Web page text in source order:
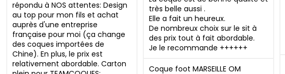
répondu à NOS attentes: Design
au top pour mon fils et achat
auprès d'une entreprise
française pour moi (ça change
des coques importées de
Chine). En plus, le prix est
relativement abordable. Carton
très belle aussi .
Elle a fait un heureux.
De nombreux choix sur le sit à
des prix tout à fait abordable.
Je le recommande ++++++
Coque foot MARSEILLE OM